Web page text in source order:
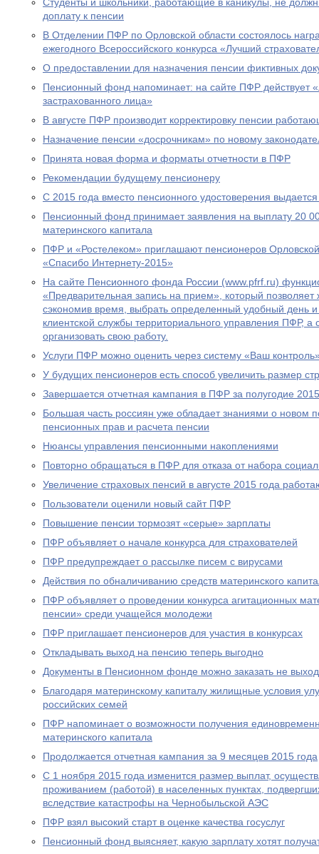
доплату к пенсии
В Отделении ПФР по Орловской области состоялось
ежегодного Всероссийского конкурса «Лучший
О предоставлении для назначения пенсии фиктивных
Пенсионный фонд напоминает: на сайте ПФР действует
застрахованного лица»
В августе ПФР производит корректировку пенсии
Назначение пенсии «досрочникам» по новому
Принята новая форма и форматы отчетности в ПФР
Рекомендации будущему пенсионеру
С 2015 года вместо пенсионного удостоверения выдается
Пенсионный фонд принимает заявления на выплату 20
материнского капитала
ПФР и «Ростелеком» приглашают пенсионеров Орловской
«Спасибо Интернету-2015»
На сайте Пенсионного фонда России (www.pfrf.ru)
«Предварительная запись на прием», который
сэкономив время, выбрать определенный удобный день
клиентской службы территориального управления ПФР,
организовать свою работу.
Услуги ПФР можно оценить через систему «Ваш
У будущих пенсионеров есть способ увеличить размер
Завершается отчетная кампания в ПФР за полугодие
Большая часть россиян уже обладает знаниями о новом
пенсионных прав и расчета пенсии
Нюансы управления пенсионными накоплениями
Повторно обращаться в ПФР для отказа от набора
Увеличение страховых пенсий в августе 2015 года
Пользователи оценили новый сайт ПФР
Повышение пенсии тормозят «серые» зарплаты
ПФР объявляет о начале конкурса для страхователей
ПФР предупреждает о рассылке писем с вирусами
Действия по обналичиванию средств материнского
ПФР объявляет о проведении конкурса агитационных
пенсии» среди учащейся молодежи
ПФР приглашает пенсионеров для участия в конкурсах
Откладывать выход на пенсию теперь выгодно
Документы в Пенсионном фонде можно заказать не
Благодаря материнскому капиталу жилищные условия
российских семей
ПФР напоминает о возможности получения
материнского капитала
Продолжается отчетная кампания за 9 месяцев 2015 года
С 1 ноября 2015 года изменится размер выплат,
проживанием (работой) в населенных пунктах,
вследствие катастрофы на Чернобыльской АЭС
ПФР взял высокий старт в оценке качества госуслуг
Пенсионный фонд выясняет, какую зарплату хотят